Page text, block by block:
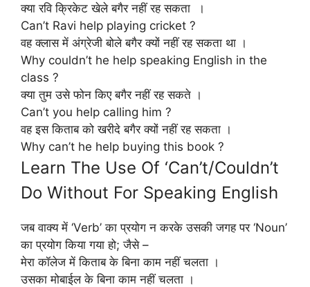
क्या रवि क्रिकेट खेले बगैर नहीं रह सकता ।
Can’t Ravi help playing cricket ?
वह क्लास में अंग्रेजी बोले बगैर क्यों नहीं रह सकता था ।
Why couldn’t he help speaking English in the
class ?
क्या तुम उसे फोन किए बगैर नहीं रह सकते ।
Can’t you help calling him ?
वह इस किताब को खरीदे बगैर क्यों नहीं रह सकता ।
Why can’t he help buying this book ?
Learn The Use Of ‘Can’t/Couldn’t
Do Without For Speaking English
जब वाक्य में ‘Verb’ का प्रयोग न करके उसकी जगह पर ‘Noun’
का प्रयोग किया गया हो; जैसे –
मेरा कॉलेज में किताब के बिना काम नहीं चलता ।
उसका मोबाईल के बिना काम नहीं चलता ।